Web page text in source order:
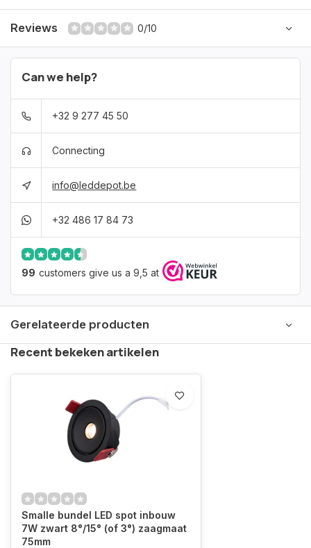
Reviews 0/10
Can we help?
+32 9 277 45 50
Connecting
info@leddepot.be
+32 486 17 84 73
99 customers give us a 9,5 at
Gerelateerde producten
Recent bekeken artikelen
Smalle bundel LED spot inbouw
7W zwart 8°/15° (of 3°) zaagmaat
75mm